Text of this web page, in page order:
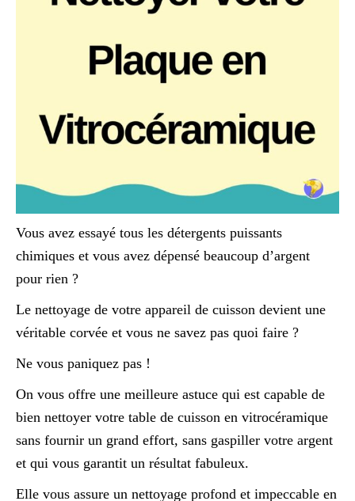
Vous avez essayé tous les détergents puissants
chimiques et vous avez dépensé beaucoup d’argent
pour rien ?
Le nettoyage de votre appareil de cuisson devient une
véritable corvée et vous ne savez pas quoi faire ?
Ne vous paniquez pas !
On vous offre une meilleure astuce qui est capable de
bien nettoyer votre table de cuisson en vitrocéramique
sans fournir un grand effort, sans gaspiller votre argent
et qui vous garantit un résultat fabuleux.
Elle vous assure un nettoyage profond et impeccable en